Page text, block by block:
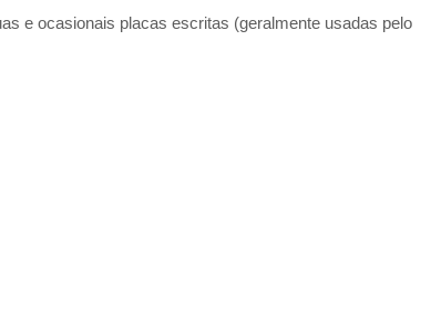
e ocasionais placas escritas (geralmente usadas pelo